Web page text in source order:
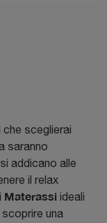
che sceglierai
saranno
si addicano alle
il relax
Materassi ideali
una